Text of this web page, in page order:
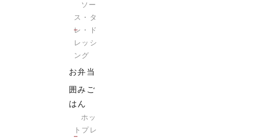
ソー
ス・タ
レ・ド
レッシ
ング
お弁当
囲みご
はん
ホッ
トプレ